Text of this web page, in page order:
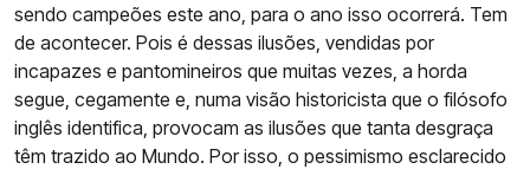
sendo campeões este ano, para o ano isso ocorrerá. Tem
de acontecer. Pois é dessas ilusões, vendidas por
incapazes e pantomineiros que muitas vezes, a horda
segue, cegamente e, numa visão historicista que o filósofo
inglês identifica, provocam as ilusões que tanta desgraça
têm trazido ao Mundo. Por isso, o pessimismo esclarecido